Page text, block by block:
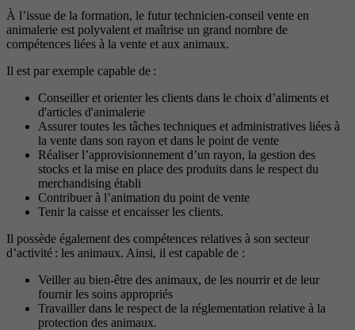
À l’issue de la formation, le futur technicien-conseil vente en
animalerie est polyvalent et maîtrise un grand nombre de
compétences liées à la vente et aux animaux.
Il est par exemple capable de :
Conseiller et orienter les clients dans le choix d’aliments et
d'articles d'animalerie
Assurer toutes les tâches techniques et administratives liées à
la vente dans son rayon et dans le point de vente
Réaliser l’approvisionnement d’un rayon, la gestion des
stocks et la mise en place des produits dans le respect du
merchandising établi
Contribuer à l’animation du point de vente
Tenir la caisse et encaisser les clients.
Il possède également des compétences relatives à son secteur
d’activité : les animaux. Ainsi, il est capable de :
Veiller au bien-être des animaux, de les nourrir et de leur
fournir les soins appropriés
Travailler dans le respect de la réglementation relative à la
protection des animaux.